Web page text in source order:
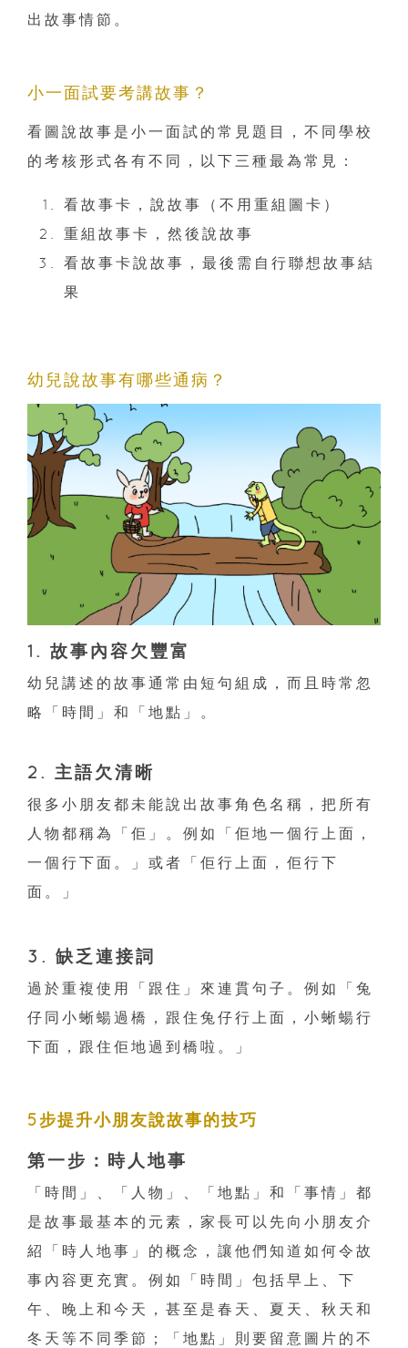
出故事情節。
小一面試要考講故事？
看圖說故事是小一面試的常見題目，不同學校
的考核形式各有不同，以下三種最為常見：
看故事卡，說故事（不用重組圖卡）
重組故事卡，然後說故事
看故事卡說故事，最後需自行聯想故事結
果
幼兒說故事有哪些通病？
1. 故事內容欠豐富
幼兒講述的故事通常由短句組成，而且時常忽
略「時間」和「地點」。
2. 主語欠清晰
很多小朋友都未能說出故事角色名稱，把所有
人物都稱為「佢」。例如「佢地一個行上面，
一個行下面。」或者「佢行上面，佢行下
面。」
3. 缺乏連接詞
過於重複使用「跟住」來連貫句子。例如「兔
仔同小蜥蝪過橋，跟住兔仔行上面，小蜥蝪行
下面，跟住佢地過到橋啦。」
5步提升小朋友說故事的技巧
第一步：時人地事
「時間」、「人物」、「地點」和「事情」都
是故事最基本的元素，家長可以先向小朋友介
紹「時人地事」的概念，讓他們知道如何令故
事內容更充實。例如「時間」包括早上、下
午、晚上和今天，甚至是春天、夏天、秋天和
冬天等不同季節；「地點」則要留意圖片的不